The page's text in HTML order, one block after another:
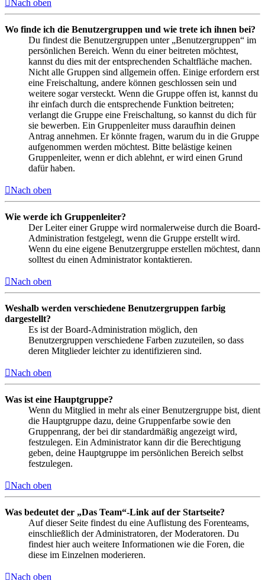
Nach oben
Wo finde ich die Benutzergruppen und wie trete ich ihnen bei?
Du findest die Benutzergruppen unter „Benutzergruppen“ im
persönlichen Bereich. Wenn du einer beitreten möchtest,
kannst du dies mit der entsprechenden Schaltfläche machen.
Nicht alle Gruppen sind allgemein offen. Einige erfordern erst
eine Freischaltung, andere können geschlossen sein und
weitere sogar versteckt. Wenn die Gruppe offen ist, kannst du
ihr einfach durch die entsprechende Funktion beitreten;
verlangt die Gruppe eine Freischaltung, so kannst du dich für
sie bewerben. Ein Gruppenleiter muss daraufhin deinen
Antrag annehmen. Er könnte fragen, warum du in die Gruppe
aufgenommen werden möchtest. Bitte belästige keinen
Gruppenleiter, wenn er dich ablehnt, er wird einen Grund
dafür haben.
Nach oben
Wie werde ich Gruppenleiter?
Der Leiter einer Gruppe wird normalerweise durch die Board-
Administration festgelegt, wenn die Gruppe erstellt wird.
Wenn du eine eigene Benutzergruppe erstellen möchtest, dann
solltest du einen Administrator kontaktieren.
Nach oben
Weshalb werden verschiedene Benutzergruppen farbig
dargestellt?
Es ist der Board-Administration möglich, den
Benutzergruppen verschiedene Farben zuzuteilen, so dass
deren Mitglieder leichter zu identifizieren sind.
Nach oben
Was ist eine Hauptgruppe?
Wenn du Mitglied in mehr als einer Benutzergruppe bist, dient
die Hauptgruppe dazu, deine Gruppenfarbe sowie den
Gruppenrang, der bei dir standardmäßig angezeigt wird,
festzulegen. Ein Administrator kann dir die Berechtigung
geben, deine Hauptgruppe im persönlichen Bereich selbst
festzulegen.
Nach oben
Was bedeutet der „Das Team“-Link auf der Startseite?
Auf dieser Seite findest du eine Auflistung des Forenteams,
einschließlich der Administratoren, der Moderatoren. Du
findest hier auch weitere Informationen wie die Foren, die
diese im Einzelnen moderieren.
Nach oben